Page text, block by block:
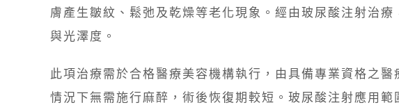
膚產生皺紋、鬆弛及乾燥等老化現象。經由玻尿酸注射治
與光澤度。
此項治療需於合格醫療美容機構執行，由具備專業資格之
情況下無需施行麻醉，術後恢復期較短。玻尿酸注射應用